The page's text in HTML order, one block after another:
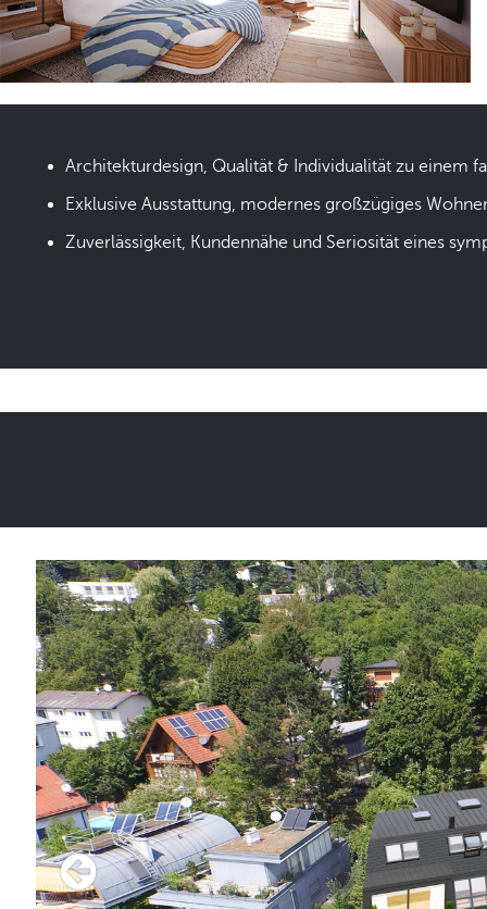
Architekturdesign, Qualität & Individualität zu einem
Exklusive Ausstattung, modernes großzügiges
Zuverlässigkeit, Kundennähe und Seriosität eines